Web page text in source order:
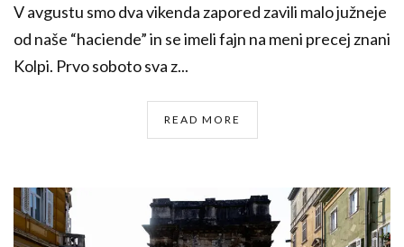
V avgustu smo dva vikenda zapored zavili malo južneje
od naše “haciende” in se imeli fajn na meni precej znani
Kolpi. Prvo soboto sva z...
READ MORE